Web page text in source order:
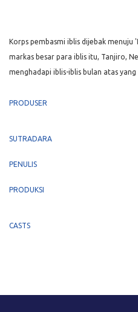
Korps pembasmi iblis dijebak
markas besar para iblis itu, Tanjiro,
menghadapi iblis-iblis bulan atas
PRODUSER
SUTRADARA
PENULIS
PRODUKSI
CASTS